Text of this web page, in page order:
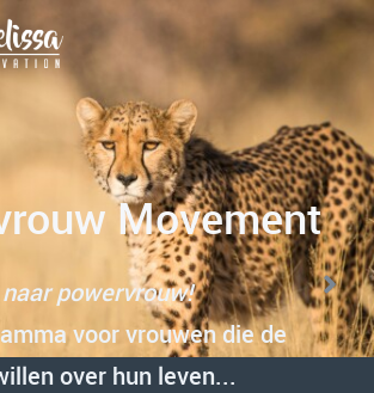
transformatie
bij jezelf.
samen met mij aan.
| Mindsetcoaching
doorbreken
coaching,
Movement
powervrouw!
voor vrouwen die de
over hun leven...